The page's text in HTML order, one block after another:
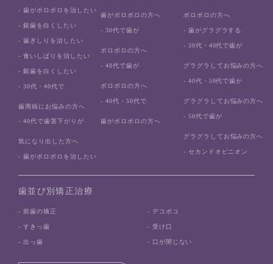
- 歯がボロボロを治したい
- 銀歯を白くしたい
- 歯ぎしりを治したい
- 食いしばりを治したい
- 銀歯を白くしたい
- 30代・40代で
歯周病にお悩みの方へ
- 40代で歯茎下がりが
気になり出した方へ
- 歯がボロボロを治したい
歯がボロボロの方へ
- 30代で歯が
ボロボロの方へ
- 40代で歯が
ボロボロの方へ
- 40代・50代で
歯がボロボロの方へ
ボロボロの方へ
- 歯がグラグラする
- 30代・40代で歯が
グラグラしてお悩みの方へ
- 40代・50代で歯が
グラグラしてお悩みの方へ
- 50代で歯が
グラグラしてお悩みの方へ
- セカンドオピニオン
歯並び別矯正治療
- 前歯の矯正
- すきっ歯
- 出っ歯
- デコボコ
- 受け口
- 口が閉じない